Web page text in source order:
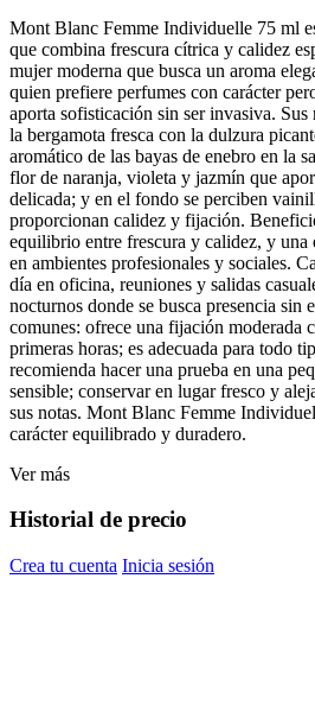
Mont Blanc Femme Individuelle 75 ml
que combina frescura cítrica y calidez
mujer moderna que busca un aroma
quien prefiere perfumes con carácter
aporta sofisticación sin ser invasiva.
la bergamota fresca con la dulzura
aromático de las bayas de enebro en la
flor de naranja, violeta y jazmín que
delicada; y en el fondo se perciben
proporcionan calidez y fijación.
equilibrio entre frescura y calidez, y una
en ambientes profesionales y sociales.
día en oficina, reuniones y salidas
nocturnos donde se busca presencia sin
comunes: ofrece una fijación moderada
primeras horas; es adecuada para todo
recomienda hacer una prueba en una
sensible; conservar en lugar fresco y
sus notas. Mont Blanc Femme
carácter equilibrado y duradero.
Ver más
Historial de precio
Crea tu cuenta Inicia sesión